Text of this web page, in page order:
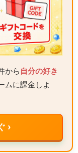
から 自分の好き
ムに課金しよ
›